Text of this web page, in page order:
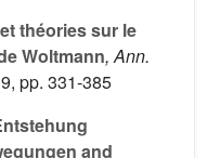
théories sur le
Woltmann, Ann.
pp. 331-385
and